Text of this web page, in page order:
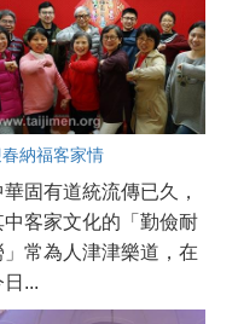
納福客家情
華固有道統流傳已久，
中客家文化的「勤儉耐
」常為人津津樂道，在
日...